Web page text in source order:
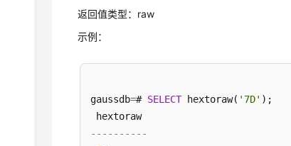
返回值类型：raw
示例：
gaussdb=# SELECT hextoraw( '7D' );
----------